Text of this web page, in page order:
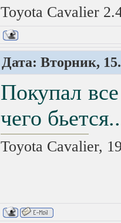
Toyota Cavalier
Дата: Вторник,
Покупал
чего
Toyota Cavalier,